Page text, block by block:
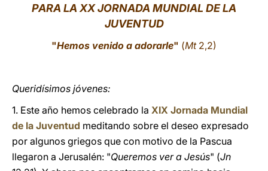
PARA LA XX JORNADA MUNDIAL DE LA
JUVENTUD
"Hemos venido a adorarle" (Mt2,2)
Queridísimos jóvenes:
1. Este año hemos celebrado la XIX Jornada Mundial
de la Juventud meditando sobre el deseo expresado
por algunos griegos que con motivo de la Pascua
llegaron a Jerusalén: "Queremos ver a Jesús" (Jn